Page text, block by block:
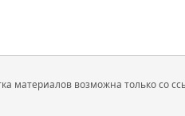
материалов возможна только со